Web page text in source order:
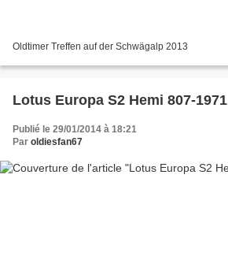
Oldtimer Treffen auf der Schwägalp 2013
Lotus Europa S2 Hemi 807-1971
Publié le 29/01/2014 à 18:21
Par oldiesfan67